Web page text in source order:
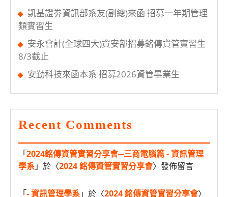
凱基證劵資訊部系友(副總)來函 招募一年期管理
類實習生
安永會計(全球四大)資安部招募銘傳資管實習生
8/3截止
安勤科技來函本系 招募2026資管畢業生
Recent Comments
「2024銘傳資管實習分享會─三商電腦篇 - 資訊管理
學系」於〈2024 銘傳資管實習分享會〉發佈留言
「- 資訊管理學系」於〈2024 銘傳資管實習分享會〉